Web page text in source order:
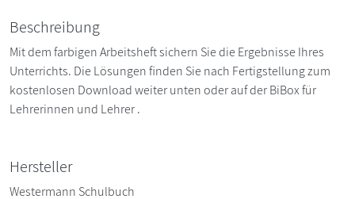
Beschreibung
Mit dem farbigen Arbeitsheft sichern Sie die Ergebnisse Ihres
Unterrichts. Die Lösungen finden Sie nach Fertigstellung zum
kostenlosen Download weiter unten oder auf der BiBox für
Lehrerinnen und Lehrer .
Hersteller
Westermann Schulbuch